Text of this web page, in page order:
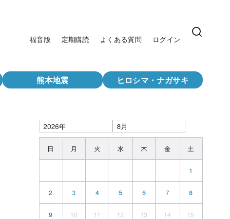
福音版 定期購読 よくある質問 ログイン
熊本地震 ヒロシマ・ナガサキ
日 月 火 水 木 金 土
1
2 3 4 5 6 7 8
9 10 11 12 13 14 15